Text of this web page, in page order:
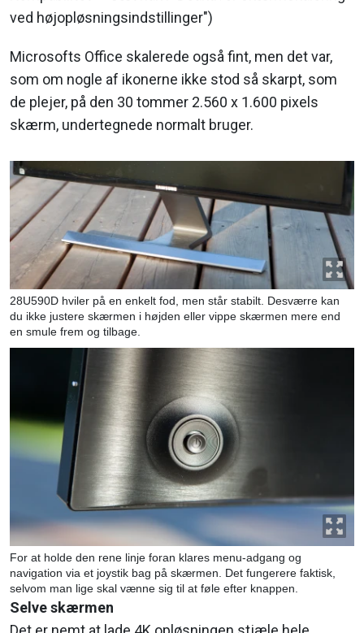
ved højopløsningsindstillinger")
Microsofts Office skalerede også fint, men det var,
som om nogle af ikonerne ikke stod så skarpt, som
de plejer, på den 30 tommer 2.560 x 1.600 pixels
skærm, undertegnede normalt bruger.
28U590D hviler på en enkelt fod, men står stabilt. Desværre kan
du ikke justere skærmen i højden eller vippe skærmen mere end
en smule frem og tilbage.
For at holde den rene linje foran klares menu-adgang og
navigation via et joystik bag på skærmen. Det fungerere faktisk,
selvom man lige skal vænne sig til at føle efter knappen.
Selve skærmen